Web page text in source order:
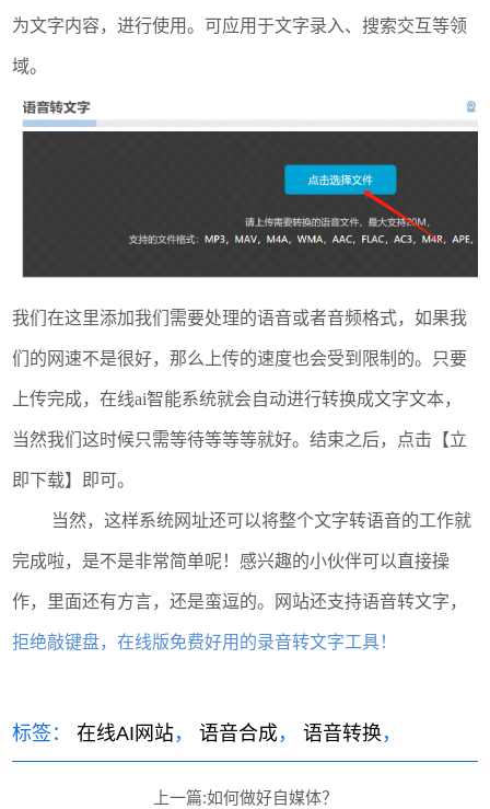
为文字内容，进行使用。可应用于文字录入、搜索交互等领
域。
我们在这里添加我们需要处理的语音或者音频格式，如果我
们的网速不是很好，那么上传的速度也会受到限制的。只要
上传完成，在线ai智能系统就会自动进行转换成文字文本，
当然我们这时候只需等待等等等就好。结束之后，点击【立
即下载】即可。
当然，这样系统网址还可以将整个文字转语音的工作就
完成啦，是不是非常简单呢！感兴趣的小伙伴可以直接操
作，里面还有方言，还是蛮逗的。网站还支持语音转文字，
拒绝敲键盘，在线版免费好用的录音转文字工具！
标签：在线AI网站，语音合成 ，语音转换 ，
上一篇:如何做好自媒体？